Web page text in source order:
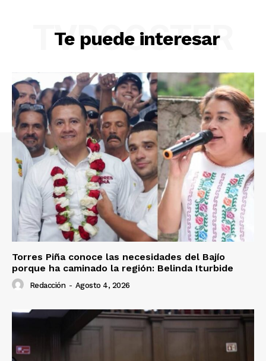
Te puede interesar
TVROOSTER
Torres Piña conoce las necesidades del Bajío
porque ha caminado la región: Belinda Iturbide
Redacción - Agosto 4, 2026